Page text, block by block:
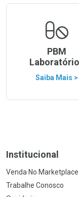
PBM
Saiba Mais >
Institucional
Venda No Marketplace
Trabalhe Conosco